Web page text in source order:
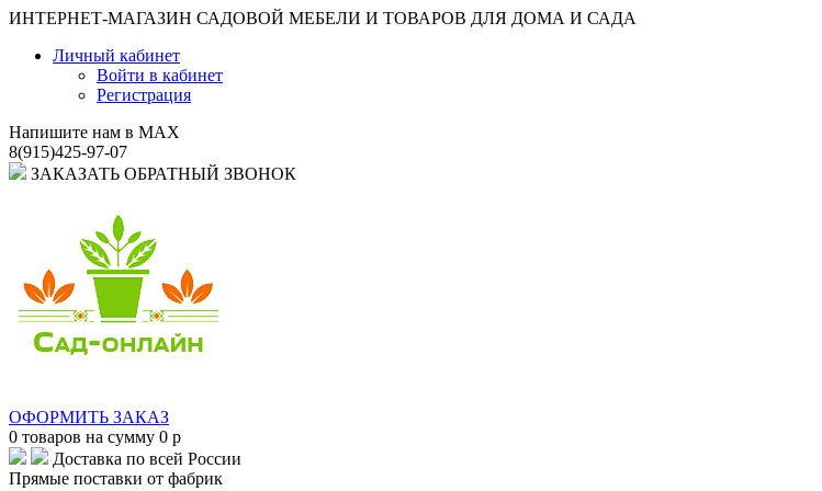
ИНТЕРНЕТ-МАГАЗИН САДОВОЙ МЕБЕЛИ И ТОВАРОВ ДЛЯ ДОМА И САДА
Личный кабинет
Войти в кабинет
Регистрация
Напишите нам в MAX
8(915)425-97-07
ЗАКАЗАТЬ ОБРАТНЫЙ ЗВОНОК
ОФОРМИТЬ ЗАКАЗ
0 товаров на сумму 0 p
Доставка по всей России
Прямые поставки от фабрик